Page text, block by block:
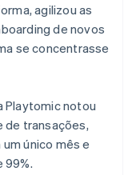
agilizou as
de novos
se concentrasse
Playtomic notou
de transações,
único mês e
99%.